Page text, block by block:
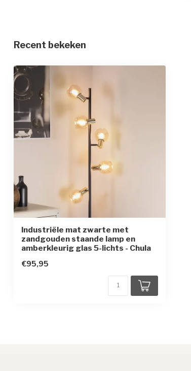
In hoogte verstelbaar
Beschermingsgraad
Beschermingsklasse
Sensor
Recent bekeken
Industriële mat zwarte met
zandgouden staande lamp en
amberkleurig glas 5-lichts - Chula
€95,95